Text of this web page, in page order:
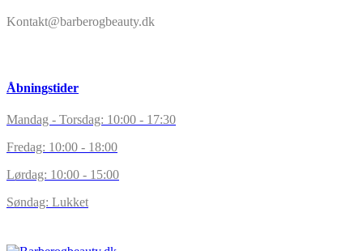
Kontakt@barberogbeauty.dk
Åbningstider
Mandag - Torsdag: 10:00 - 17:30
Fredag: 10:00 - 18:00
Lørdag: 10:00 - 15:00
Søndag: Lukket